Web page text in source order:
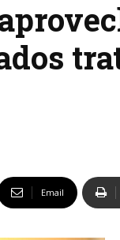
Email